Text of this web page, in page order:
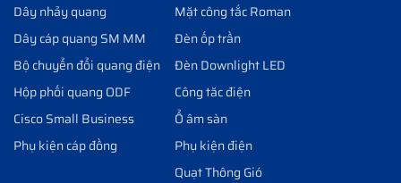
Dây nhảy quang
Dây cáp quang SM MM
Bộ chuyển đổi quang điện
Hộp phối quang ODF
Cisco Small Business
Phụ kiện cáp đồng
Mặt công tắc Roman
Đèn ốp trần
Đèn Downlight LED
Công tăc điện
Ổ âm sàn
Phụ kiện điện
Quạt Thông Gió